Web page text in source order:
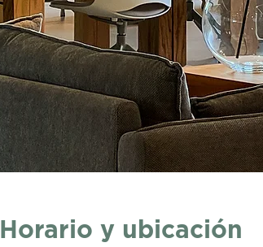
Horario y ubicación